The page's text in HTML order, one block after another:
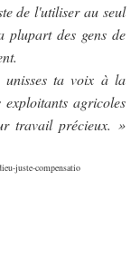
de l'utiliser au seul
plupart des gens de
unisses ta voix à la
agricoles
travail précieux. »
juste-compensatio